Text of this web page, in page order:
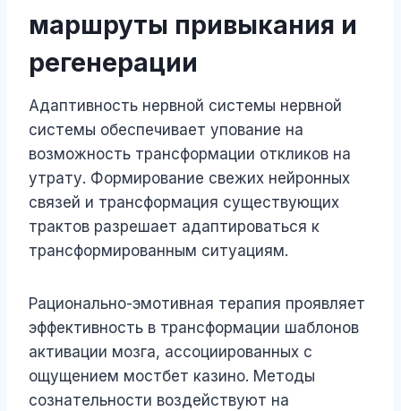
маршруты привыкания и
регенерации
Адаптивность нервной системы нервной
системы обеспечивает упование на
возможность трансформации откликов на
утрату. Формирование свежих нейронных
связей и трансформация существующих
трактов разрешает адаптироваться к
трансформированным ситуациям.
Рационально-эмотивная терапия проявляет
эффективность в трансформации шаблонов
активации мозга, ассоциированных с
ощущением мостбет казино. Методы
сознательности воздействуют на